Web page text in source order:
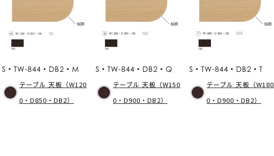
S・TW-844・DB2・M
テーブル 天板（W120
0・D850・DB2）
S・TW-844・DB2・Q
テーブル 天板（W150
0・D900・DB2）
S・TW-844・DB2・T
テーブル 天板（W180
0・D900・DB2）